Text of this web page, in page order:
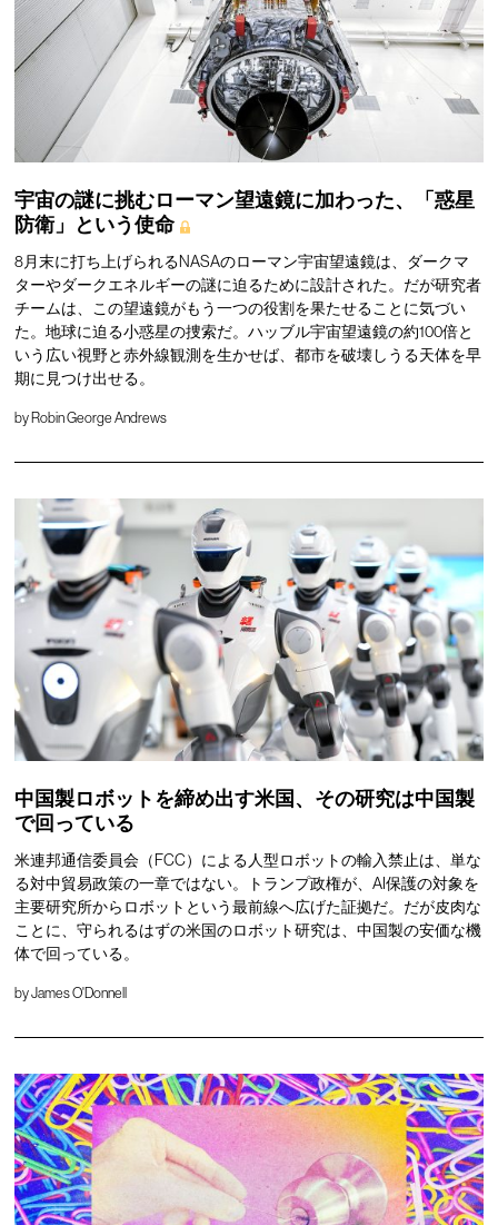
宇宙の謎に挑むローマン望遠鏡に加わった、「惑星
防衛」という使命
8月末に打ち上げられるNASAのローマン宇宙望遠鏡は、ダークマ
ターやダークエネルギーの謎に迫るために設計された。だが研究者
チームは、この望遠鏡がもう一つの役割を果たせることに気づい
た。地球に迫る小惑星の捜索だ。ハッブル宇宙望遠鏡の約100倍と
いう広い視野と赤外線観測を生かせば、都市を破壊しうる天体を早
期に見つけ出せる。
byRobin George Andrews
中国製ロボットを締め出す米国、その研究は中国製
で回っている
米連邦通信委員会（FCC）による人型ロボットの輸入禁止は、単な
る対中貿易政策の一章ではない。トランプ政権が、AI保護の対象を
主要研究所からロボットという最前線へ広げた証拠だ。だが皮肉な
ことに、守られるはずの米国のロボット研究は、中国製の安価な機
体で回っている。
byJames O'Donnell